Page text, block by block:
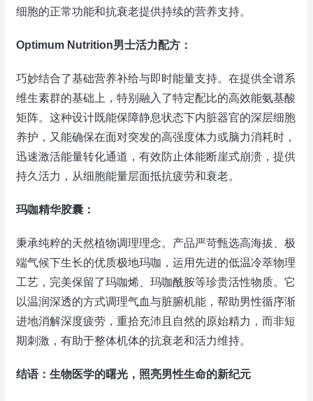
细胞的正常功能和抗衰老提供持续的营养支持。
Optimum Nutrition男士活力配方：
巧妙结合了基础营养补给与即时能量支持。在提供全谱系
维生素群的基础上，特别融入了特定配比的高效能氨基酸
矩阵。这种设计既能保障静息状态下内脏器官的深层细胞
养护，又能确保在面对突发的高强度体力或脑力消耗时，
迅速激活能量转化通道，有效防止体能断崖式崩溃，提供
持久活力，从细胞能量层面抵抗疲劳和衰老。
玛咖精华胶囊：
秉承纯粹的天然植物调理理念。产品严苛甄选高海拔、极
端气候下生长的优质极地玛咖，运用先进的低温冷萃物理
工艺，完美保留了玛咖烯、玛咖酰胺等珍贵活性物质。它
以温润深透的方式调理气血与脏腑机能，帮助男性循序渐
进地消解深度疲劳，重拾充沛且自然的原始精力，而非短
期刺激，有助于整体机体的抗衰老和活力维持。
结语：生物医学的曙光，照亮男性生命的新纪元